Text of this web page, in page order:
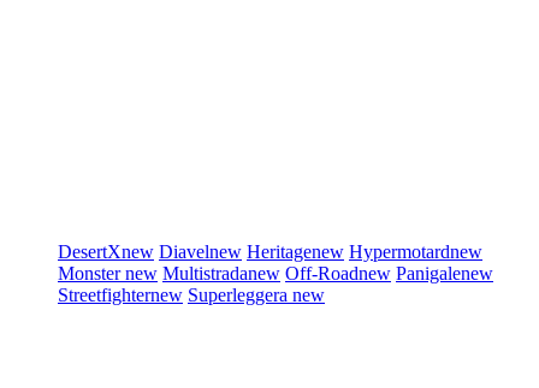
DesertXnew Diavelnew Heritagenew Hypermotardnew
Monsternew Multistradanew Off-Roadnew Panigalenew
Streetfighternew Superleggera new